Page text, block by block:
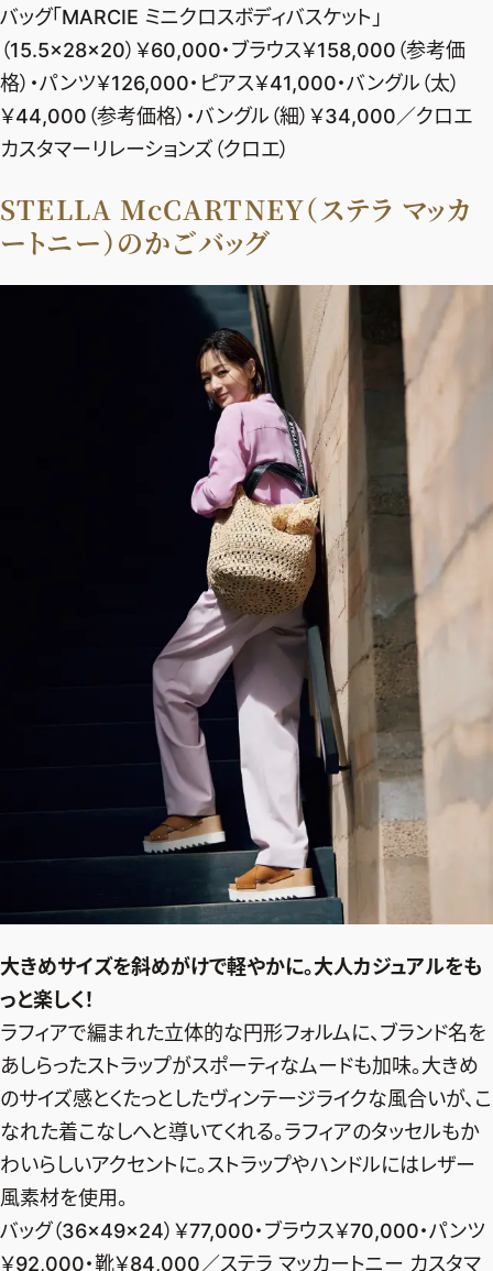
バッグ「MARCIE ミニクロスボディバスケット」
（15.5×28×20）￥60,000・ブラウス￥158,000（参考価
格）・パンツ￥126,000・ピアス￥41,000・バングル（太）
￥44,000（参考価格）・バングル（細）￥34,000／クロエ
カスタマーリレーションズ（クロエ）
STELLA McCARTNEY（ステラ マッカ
ートニー）のかごバッグ
大きめサイズを斜めがけで軽やかに。大人カジュアルをも
っと楽しく！
ラフィアで編まれた立体的な円形フォルムに、ブランド名を
あしらったストラップがスポーティなムードも加味。大きめ
のサイズ感とくたっとしたヴィンテージライクな風合いが、こ
なれた着こなしへと導いてくれる。ラフィアのタッセルもか
わいらしいアクセントに。ストラップやハンドルにはレザー
風素材を使用。
バッグ（36×49×24）￥77,000・ブラウス￥70,000・パンツ
￥92,000・靴￥84,000／ステラ マッカートニー カスタマ